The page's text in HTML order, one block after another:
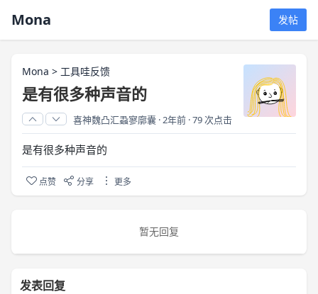
Mona 发帖
Mona > 工具哇反馈
是有很多种声音的
喜神魏凸汇蝨寥廓囊 ·2年前 ·79 次点击
是有很多种声音的
点赞 分享 更多
暂无回复
发表回复